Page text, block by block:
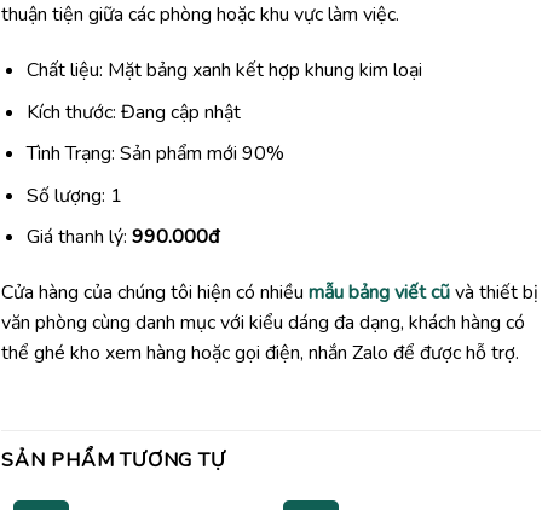
thuận tiện giữa các phòng hoặc khu vực làm việc.
Chất liệu: Mặt bảng xanh kết hợp khung kim loại
Kích thước: Đang cập nhật
Tình Trạng: Sản phẩm mới 90%
Số lượng: 1
Giá thanh lý: 990.000đ
Cửa hàng của chúng tôi hiện có nhiều mẫu bảng viết cũvà thiết bị
văn phòng cùng danh mục với kiểu dáng đa dạng, khách hàng có
thể ghé kho xem hàng hoặc gọi điện, nhắn Zalo để được hỗ trợ.
SẢN PHẨM TƯƠNG TỰ